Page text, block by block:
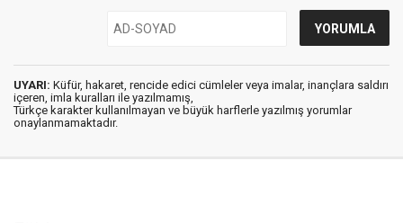
UYARI: Küfür, hakaret, rencide edici cümleler veya imalar, inançlara saldırı
içeren, imla kuralları ile yazılmamış,
Türkçe karakter kullanılmayan ve büyük harflerle yazılmış yorumlar
onaylanmamaktadır.